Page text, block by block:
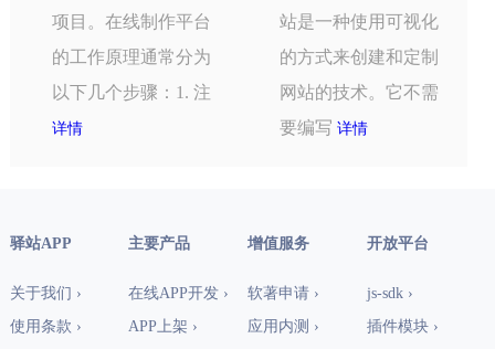
项目。在线制作平台
的工作原理通常分为
以下几个步骤：1. 注
详情
站是一种使用可视化
的方式来创建和定制
网站的技术。它不需
要编写详情
驿站APP
关于我们 ›
使用条款 ›
主要产品
在线APP开发 ›
APP上架 ›
增值服务
软著申请 ›
应用内测 ›
开放平台
js-sdk ›
插件模块 ›